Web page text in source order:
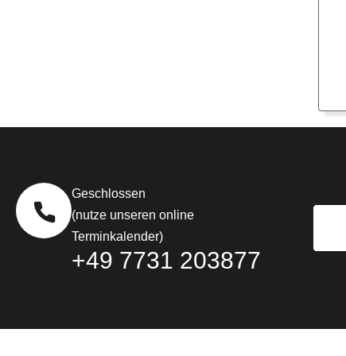
Geschlossen
(nutze unseren online
Terminkalender)
+49 7731 203877